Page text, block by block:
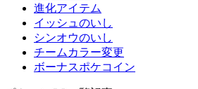
進化アイテム
イッシュのいし
シンオウのいし
チームカラー変更
ボーナスポケコイン